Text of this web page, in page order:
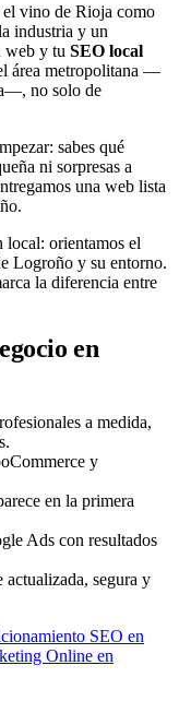
el vino de Rioja como
industria y un
web y tu SEO local
área metropolitana —
no solo de
sabes qué
ni sorpresas a
una web lista
local: orientamos el
Logroño y su entorno.
la diferencia entre
en
a medida,
y
en la primera
Ads con resultados
actualizada, segura y
SEO en
Online en